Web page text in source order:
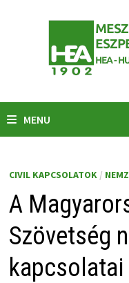
MENU
CIVIL KAPCSOLATOK/
A
Szövetség
kapcsolatai